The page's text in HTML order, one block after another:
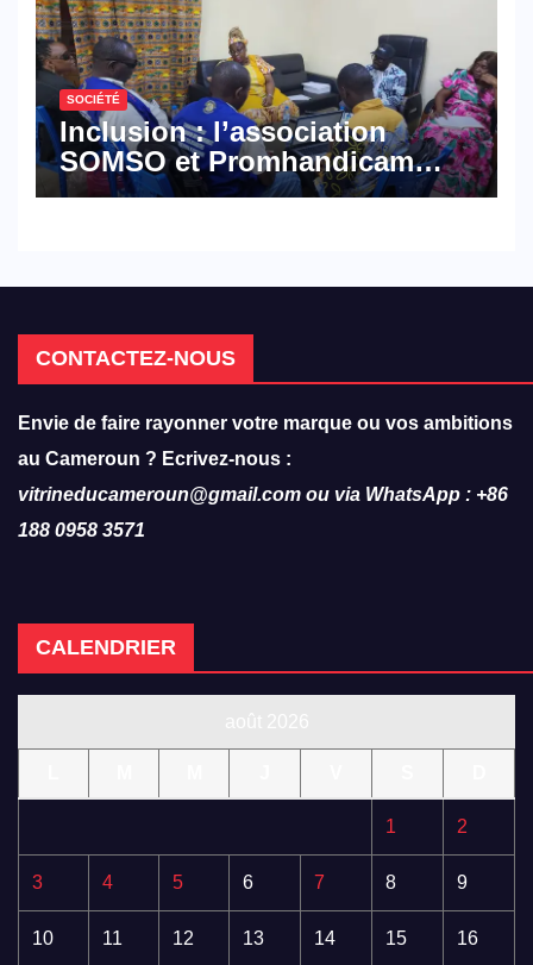
SOCIÉTÉ
Inclusion : l’association
SOMSO et Promhandicam
militent en faveur d’une
CONTACTEZ-NOUS
Envie de faire rayonner votre marque ou vos ambitions
au Cameroun ? Ecrivez-nous :
vitrineducameroun@gmail.com ou via WhatsApp : +86
188 0958 3571
CALENDRIER
1 2
3 4 5 6 7 8 9
10 11 12 13 14 15 16